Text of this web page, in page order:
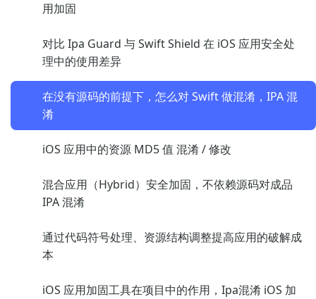
用加固
对比 Ipa Guard 与 Swift Shield 在 iOS 应用安全处
理中的使用差异
在没有源码的前提下，怎么对 Swift 做混淆，IPA 混
淆
iOS 应用中的资源 MD5 值 混淆 / 修改
混合应用（Hybrid）安全加固，不依赖源码对成品
IPA 混淆
通过代码符号处理、资源结构调整提高应用的破解成
本
iOS 应用加固工具在项目中的作用，Ipa混淆 iOS 加